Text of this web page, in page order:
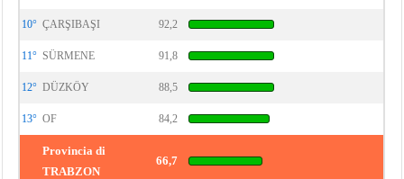
10° ÇARŞIBAŞI 92,2
11° SÜRMENE 91,8
12° DÜZKÖY 88,5
13° OF 84,2
Provincia di
TRABZON
66,7